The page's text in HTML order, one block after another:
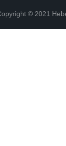
© 2021